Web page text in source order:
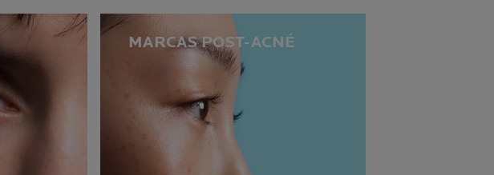
MARCAS POST-ACNÉ